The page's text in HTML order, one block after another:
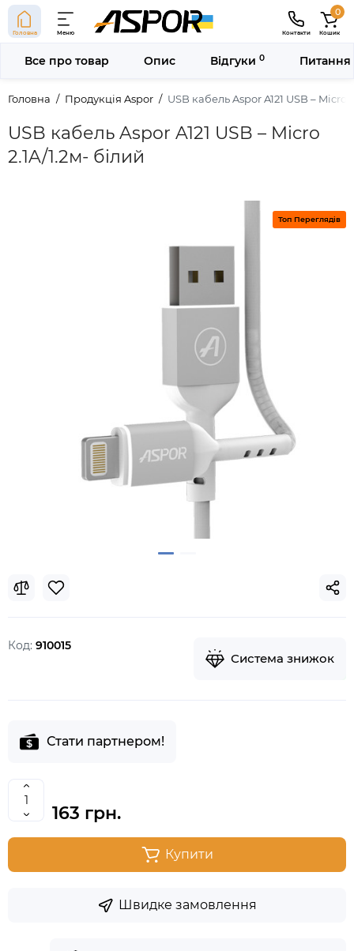
Головна Меню Контакти
0
Кошик
Головна Продукція Aspor USB кабель Aspor A121 USB – Micro
USB кабель Aspor A121 USB – Micro
2.1A/1.2м- білий
Все про товар Опис Відгуки 0 Питання
Топ Переглядів
Код: 910015
Система знижок
Стати партнером!
163 грн.
Купити
Швидке замовлення